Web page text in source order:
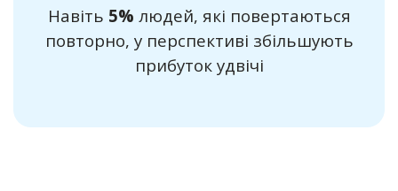
Навіть 5% людей, які повертаються
повторно, у перспективі збільшують
прибуток удвічі